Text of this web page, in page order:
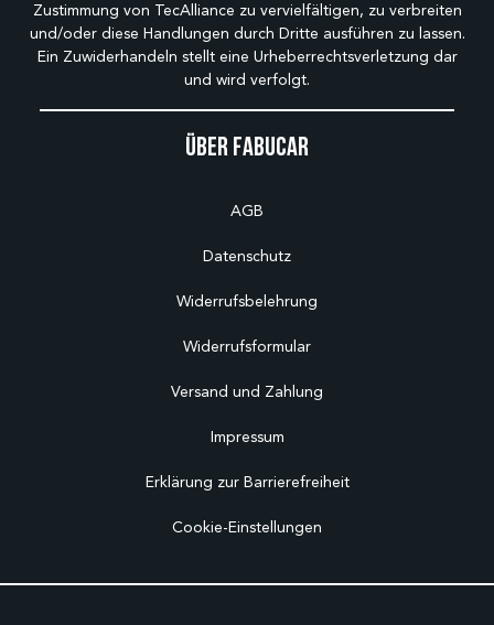
Über Fabucar
AGB
Datenschutz
Widerrufsbelehrung
Widerrufsformular
Versand und Zahlung
Impressum
Erklärung zur Barrierefreiheit
Cookie-Einstellungen
Zustimmung von TecAlliance zu vervielfältigen, zu verbreiten
und/oder diese Handlungen durch Dritte ausführen zu lassen.
Ein Zuwiderhandeln stellt eine Urheberrechtsverletzung dar
und wird verfolgt.